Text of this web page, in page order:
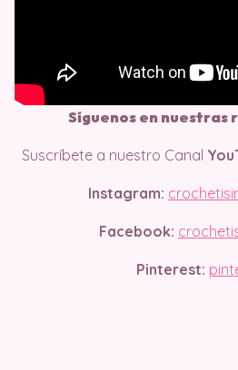
Síguenos en nuestras
Suscríbete a nuestro Canal
Instagram:
Facebook:
Pinterest: